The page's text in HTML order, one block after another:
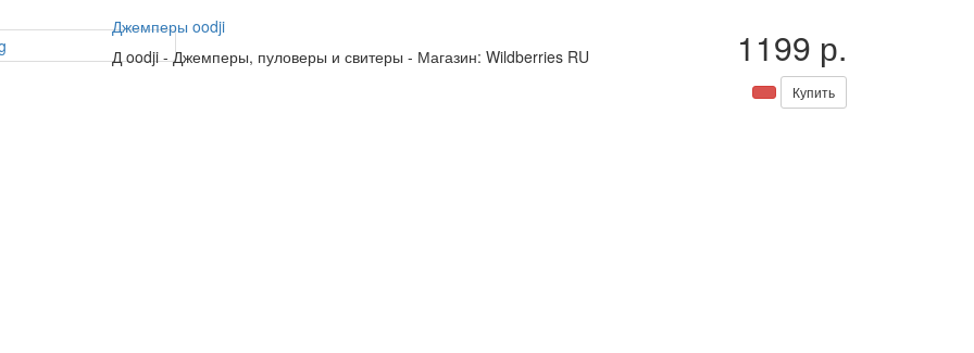
Джемперы oodji
Дoodji-Джемперы, пуловеры и свитеры - Магазин: Wildberries RU 1199 р.
Купить